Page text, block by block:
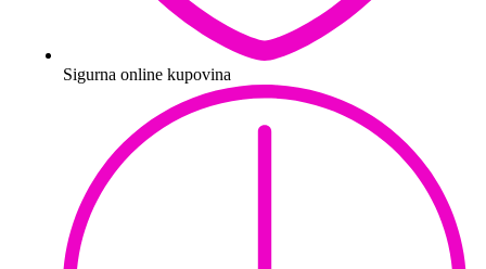
Sigurna online kupovina